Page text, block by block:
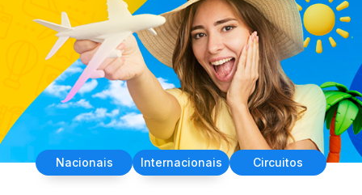
Nacionais Internacionais Circuitos